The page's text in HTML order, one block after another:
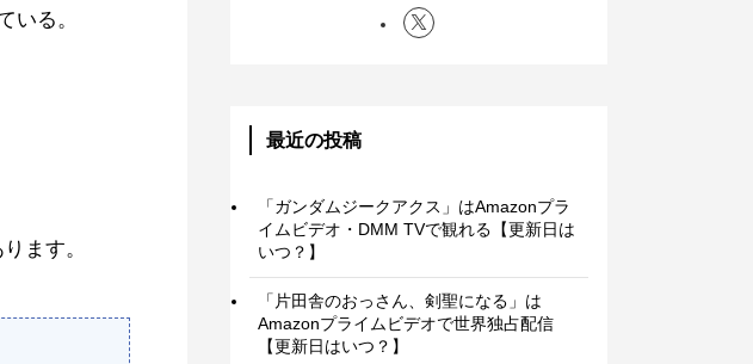
いる。
ます。
最近の投稿
「ガンダムジークアクス」はAmazonプラ
イムビデオ・DMM TVで観れる【更新日は
いつ？】
「片田舎のおっさん、剣聖になる」は
Amazonプライムビデオで世界独占配信
【更新日はいつ？】